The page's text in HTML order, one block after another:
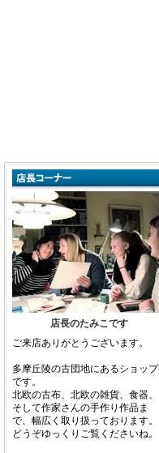
店長のたみこです
ご来店ありがとうございます。
多摩丘陵の古団地にあるショップ
です。
北欧の古布、北欧の雑貨、食器、
そして作家さんの手作り作品ま
で、幅広く取り扱っております。
どうぞゆっくりご覧くださいね。